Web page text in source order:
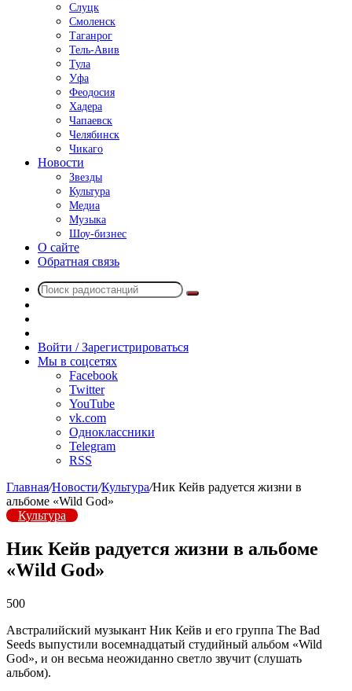
Слуцк
Смоленск
Таганрог
Тель-Авив
Тула
Уфа
Феодосия
Хадера
Чапаевск
Челябинск
Чикаго
Новости
Звезды
Культура
Медиа
Музыка
Шоу-бизнес
О сайте
Обратная связь
Поиск
радио
Войти / Зарегистрироваться
Мы в соцсетях
Facebook
Twitter
YouTube
vk.com
Одноклассники
Telegram
RSS
Главная/Новости/Культура/Ник Кейв радуется жизни в
альбоме «Wild God»
Культура
Ник Кейв радуется жизни в альбоме
«Wild God»
500
Австралийский музыкант Ник Кейв и его группа The Bad
Seeds выпустили восемнадцатый студийный альбом «Wild
God», и он весьма неожиданно светло звучит (слушать
альбом).